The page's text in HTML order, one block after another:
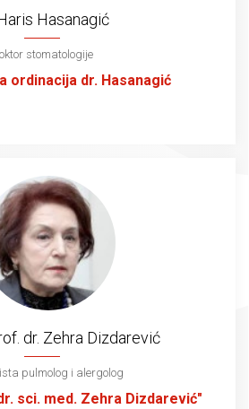
Hasanagić
stomatologije
ordinacija dr. Hasanagić
dr. Zehra Dizdarević
pulmolog i alergolog
sci. med. Zehra Dizdarević"